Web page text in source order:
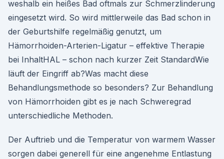
weshalb ein heißes Bad oftmals zur Schmerzlinderung
eingesetzt wird. So wird mittlerweile das Bad schon in
der Geburtshilfe regelmäßig genutzt, um
Hämorrhoiden-Arterien-Ligatur – effektive Therapie
bei InhaltHAL – schon nach kurzer Zeit StandardWie
läuft der Eingriff ab?Was macht diese
Behandlungsmethode so besonders? Zur Behandlung
von Hämorrhoiden gibt es je nach Schweregrad
unterschiedliche Methoden.
Der Auftrieb und die Temperatur von warmem Wasser
sorgen dabei generell für eine angenehme Entlastung